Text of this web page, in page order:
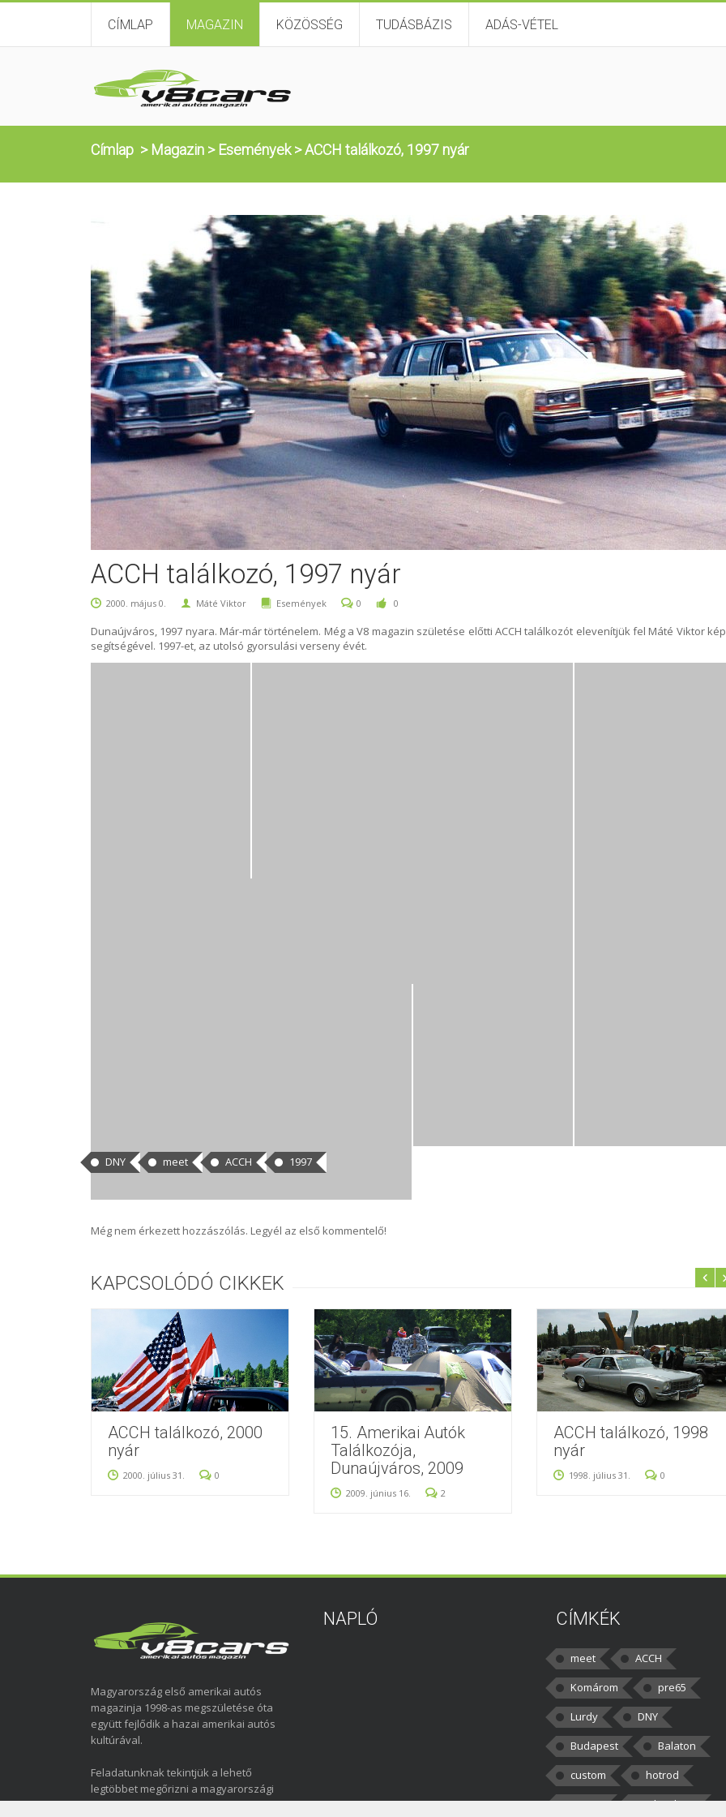
CÍMLAP MAGAZIN KÖZÖSSÉG TUDÁSBÁZIS ADÁS-VÉTEL
Címlap > Magazin > Események>ACCH találkozó, 1997 nyár
ACCH találkozó, 1997 nyár
2000. május 0. Máté Viktor Események 0 0
Dunaújváros, 1997 nyara. Már-már történelem. Még a V8 magazin születése előtti ACCH találkozót elevenítjük fel Máté Viktor
segítségével. 1997-et, az utolsó gyorsulási verseny évét.
DNY meet ACCH 1997
Még nem érkezett hozzászólás. Legyél az első kommentelő!
KAPCSOLÓDÓ CIKKEK
ACCH találkozó, 2000
nyár
2000. július 31. 0
15. Amerikai Autók
Találkozója,
Dunaújváros, 2009
2009. június 16. 2
ACCH találkozó, 1998
nyár
1998. július 31. 0
Magyarország első amerikai autós
magazinja 1998-as megszületése óta
együtt fejlődik a hazai amerikai autós
kultúrával.
Feladatunknak tekintjük a lehető
legtöbbet megőrizni a magyarországi
amerikai autózás elmúlt közel három
NAPLÓ CÍMKÉK
meet
ACCH
Komárom
pre65
Lurdy
DNY
Budapest
Balaton
custom
hotrod
v8cars
50brothers